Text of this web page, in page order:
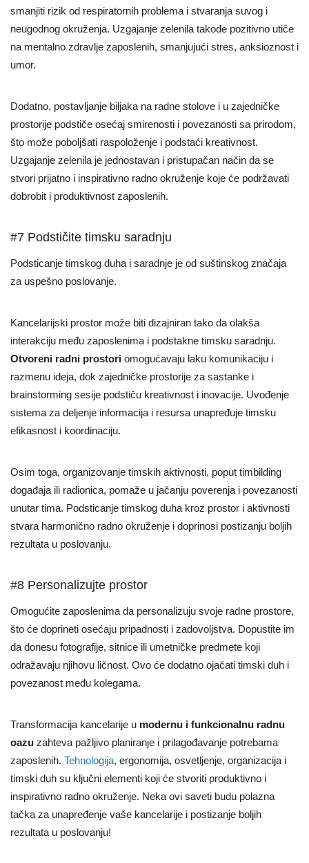
smanjiti rizik od respiratornih problema i stvaranja suvog i
neugodnog okruženja. Uzgajanje zelenila takođe pozitivno utiče
na mentalno zdravlje zaposlenih, smanjujući stres, anksioznost i
umor.
Dodatno, postavljanje biljaka na radne stolove i u zajedničke
prostorije podstiče osećaj smirenosti i povezanosti sa prirodom,
što može poboljšati raspoloženje i podstaći kreativnost.
Uzgajanje zelenila je jednostavan i pristupačan način da se
stvori prijatno i inspirativno radno okruženje koje će podržavati
dobrobit i produktivnost zaposlenih.
#7 Podstičite timsku saradnju
Podsticanje timskog duha i saradnje je od suštinskog značaja
za uspešno poslovanje.
Kancelarijski prostor može biti dizajniran tako da olakša
interakciju među zaposlenima i podstakne timsku saradnju.
Otvoreni radni prostori omogućavaju laku komunikaciju i
razmenu ideja, dok zajedničke prostorije za sastanke i
brainstorming sesije podstiču kreativnost i inovacije. Uvođenje
sistema za deljenje informacija i resursa unapređuje timsku
efikasnost i koordinaciju.
Osim toga, organizovanje timskih aktivnosti, poput timbilding
događaja ili radionica, pomaže u jačanju poverenja i povezanosti
unutar tima. Podsticanje timskog duha kroz prostor i aktivnosti
stvara harmonično radno okruženje i doprinosi postizanju boljih
rezultata u poslovanju.
#8 Personalizujte prostor
Omogućite zaposlenima da personalizuju svoje radne prostore,
što će doprineti osećaju pripadnosti i zadovoljstva. Dopustite im
da donesu fotografije, sitnice ili umetničke predmete koji
odražavaju njihovu ličnost. Ovo će dodatno ojačati timski duh i
povezanost među kolegama.
Transformacija kancelarije u modernu i funkcionalnu radnu
oazu zahteva pažljivo planiranje i prilagođavanje potrebama
zaposlenih. Tehnologija, ergonomija, osvetljenje, organizacija i
timski duh su ključni elementi koji će stvoriti produktivno i
inspirativno radno okruženje. Neka ovi saveti budu polazna
tačka za unapređenje vaše kancelarije i postizanje boljih
rezultata u poslovanju!